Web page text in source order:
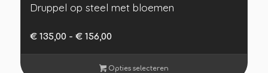
Druppel op steel met bloemen
€135,00 - €156,00Prijsklasse:
tot
Opties selecteren